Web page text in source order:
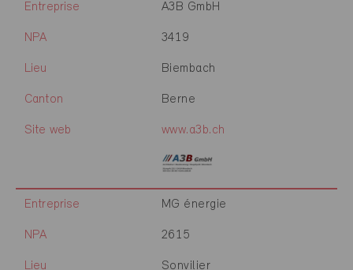
Entreprise A3B GmbH
NPA 3419
Lieu Biembach
Canton Berne
Site web www.a3b.ch
Entreprise MG énergie
NPA 2615
Lieu Sonvilier